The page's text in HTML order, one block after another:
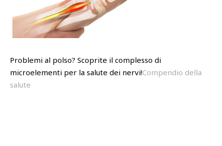
Problemi al polso? Scoprite il complesso di
microelementi per la salute dei nervi!Compendio della
salute